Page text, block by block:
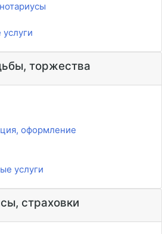
торжества
оформление
услуги
страховки